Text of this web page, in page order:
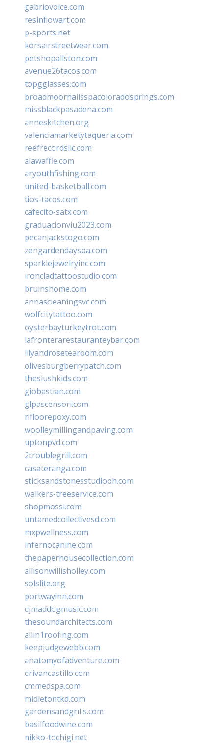
gabriovoice.com
resinflowart.com
p-sports.net
korsairstreetwear.com
petshopallston.com
avenue26tacos.com
topgglasses.com
broadmoornailsspacoloradosprings.com
missblackpasadena.com
anneskitchen.org
valenciamarketytaqueria.com
reefrecordsllc.com
alawaffle.com
aryouthfishing.com
united-basketball.com
tios-tacos.com
cafecito-satx.com
graduacionviu2023.com
pecanjackstogo.com
zengardendayspa.com
sparklejewelryinc.com
ironcladtattoostudio.com
bruinshome.com
annascleaningsvc.com
wolfcitytattoo.com
oysterbayturkeytrot.com
lafronterarestauranteybar.com
lilyandrosetearoom.com
olivesburgberrypatch.com
theslushkids.com
giobastian.com
glpascensori.com
rifloorepoxy.com
woolleymillingandpaving.com
uptonpvd.com
2troublegrill.com
casateranga.com
sticksandstonesstudiooh.com
walkers-treeservice.com
shopmossi.com
untamedcollectivesd.com
mxpwellness.com
infernocanine.com
thepaperhousecollection.com
allisonwillisholley.com
solslite.org
portwayinn.com
djmaddogmusic.com
thesoundarchitects.com
allin1roofing.com
keepjudgewebb.com
anatomyofadventure.com
drivancastillo.com
cmmedspa.com
midletontkd.com
gardensandgrills.com
basilfoodwine.com
nikko-tochigi.net